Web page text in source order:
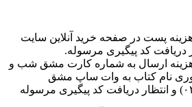
هزینه پست در صفحه خرید آنلاین سایت
کد پیگیری مرسوله.
هزینه ارسال به شماره کارت مشق شب و
نام کتاب به وات ساپ مشق